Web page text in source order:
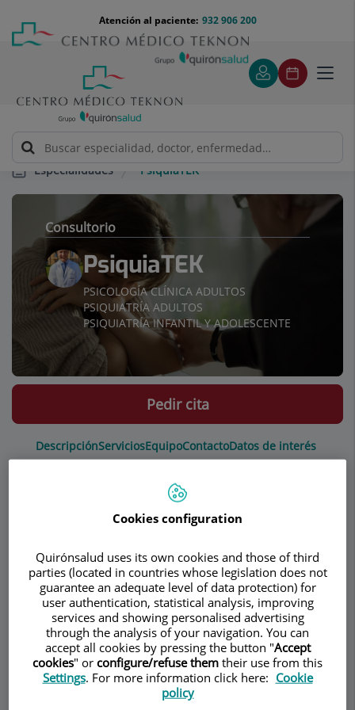
contenido
Menú
teléfono
cabecera
932 906 200
Atención al paciente:
Especialidades PsiquiaTEK
Consultorio
PsiquiaTEK
PSICOLOGÍA CLÍNICA ADULTOS
PSIQUIATRÍA ADULTOS
PSIQUIATRÍA INFANTIL Y ADOLESCENTE
DescripciónServiciosEquipoContactoDatos de interés
Pedir cita
Descripción
PsiquiaTEK está formado por un grupo de
personas con una filosofía de actuación
profesional basada en ofrecer a nuestros
pacientes un planteamiento honesto y claro para
mejorar su salud emocional.
Nuestro éxito se basa en el trato humano de
Cookies configuration
Quirónsalud uses its own cookies and those of third
parties (located in countries whose legislation does not
guarantee an adequate level of data protection) for
user authentication, statistical analysis, improving
services and showing personalised advertising
through the analysis of your navigation. You can
accept all cookies by pressing the button "Accept
cookies" or configure/refuse them their use from this
Settings. For more information click here: Cookie
policy